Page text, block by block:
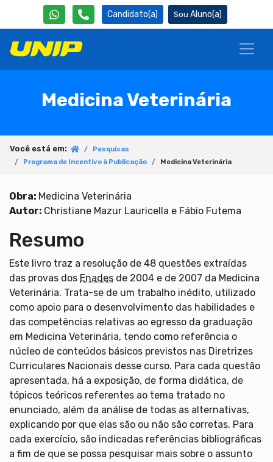
Candidato(a) Aluno(a)
Medicina Veterinária
Você está em:
Pesquisas
Programa de Incentivo à Publicação
Medicina Veterinária
Obra: Medicina Veterinária
Autor: Christiane Mazur Lauricella e Fábio Futema
Resumo
Este livro traz a resolução de 48 questões extraídas
das provas dos Enades de 2004 e de 2007 da Medicina
Veterinária. Trata-se de um trabalho inédito, utilizado
como apoio para o desenvolvimento das habilidades e
das competências relativas ao egresso da graduação
em Medicina Veterinária, tendo como referência o
núcleo de conteúdos básicos previstos nas Diretrizes
Curriculares Nacionais desse curso. Para cada questão
apresentada, há a exposição, de forma didática, de
tópicos teóricos referentes ao tema tratado no
enunciado, além da análise de todas as alternativas,
explicando por que elas são ou não são corretas. Para
cada exercício, são indicadas referências bibliográficas
a fim de que se possa pesquisar mais sobre o assunto